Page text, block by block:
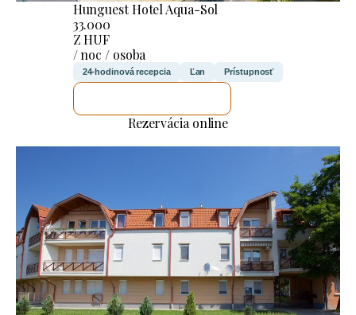
Hunguest Hotel Aqua-Sol
33.000
Z HUF
/ noc / osoba
24-hodinová recepcia Ľan Prístupnosť
Rezervácia online